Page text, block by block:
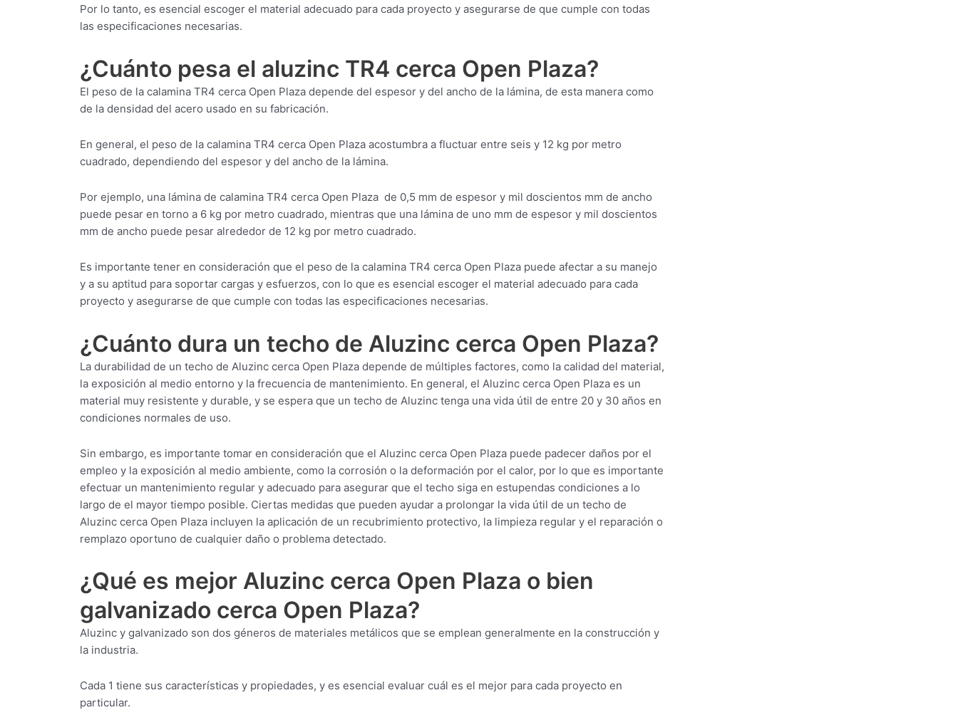
Por lo tanto, es esencial escoger el material adecuado para cada proyecto y asegurarse de que cumple con todas
las especificaciones necesarias.
¿Cuánto pesa el aluzinc TR4 cerca Open Plaza?
El peso de la calamina TR4 cerca Open Plaza depende del espesor y del ancho de la lámina, de esta manera como
de la densidad del acero usado en su fabricación.
En general, el peso de la calamina TR4 cerca Open Plaza acostumbra a fluctuar entre seis y 12 kg por metro
cuadrado, dependiendo del espesor y del ancho de la lámina.
Por ejemplo, una lámina de calamina TR4 cerca Open Plaza de 0,5 mm de espesor y mil doscientos mm de ancho
puede pesar en torno a 6 kg por metro cuadrado, mientras que una lámina de uno mm de espesor y mil doscientos
mm de ancho puede pesar alrededor de 12 kg por metro cuadrado.
Es importante tener en consideración que el peso de la calamina TR4 cerca Open Plaza puede afectar a su manejo
y a su aptitud para soportar cargas y esfuerzos, con lo que es esencial escoger el material adecuado para cada
proyecto y asegurarse de que cumple con todas las especificaciones necesarias.
¿Cuánto dura un techo de Aluzinc cerca Open Plaza?
La durabilidad de un techo de Aluzinc cerca Open Plaza depende de múltiples factores, como la calidad del material,
la exposición al medio entorno y la frecuencia de mantenimiento. En general, el Aluzinc cerca Open Plaza es un
material muy resistente y durable, y se espera que un techo de Aluzinc tenga una vida útil de entre 20 y 30 años en
condiciones normales de uso.
Sin embargo, es importante tomar en consideración que el Aluzinc cerca Open Plaza puede padecer daños por el
empleo y la exposición al medio ambiente, como la corrosión o la deformación por el calor, por lo que es importante
efectuar un mantenimiento regular y adecuado para asegurar que el techo siga en estupendas condiciones a lo
largo de el mayor tiempo posible. Ciertas medidas que pueden ayudar a prolongar la vida útil de un techo de
Aluzinc cerca Open Plaza incluyen la aplicación de un recubrimiento protectivo, la limpieza regular y el reparación o
remplazo oportuno de cualquier daño o problema detectado.
¿Qué es mejor Aluzinc cerca Open Plaza o bien
galvanizado cerca Open Plaza?
Aluzinc y galvanizado son dos géneros de materiales metálicos que se emplean generalmente en la construcción y
la industria.
Cada 1 tiene sus características y propiedades, y es esencial evaluar cuál es el mejor para cada proyecto en
particular.